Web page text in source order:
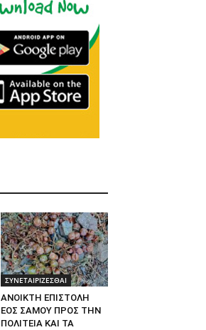
ΣΥΝΕΤΑΙΡΙΖΕΣΘΑΙ
ΑΝΟΙΚΤΗ ΕΠΙΣΤΟΛΗ
ΕΟΣ ΣΑΜΟΥ ΠΡΟΣ ΤΗΝ
ΠΟΛΙΤΕΙΑ ΚΑΙ ΤΑ